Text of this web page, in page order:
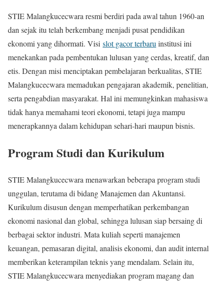
STIE Malangkucecwara resmi berdiri pada awal tahun 1960-an
dan sejak itu telah berkembang menjadi pusat pendidikan
ekonomi yang dihormati. Visi slot gacor terbaru institusi ini
menekankan pada pembentukan lulusan yang cerdas, kreatif, dan
etis. Dengan misi menciptakan pembelajaran berkualitas, STIE
Malangkucecwara memadukan pengajaran akademik, penelitian,
serta pengabdian masyarakat. Hal ini memungkinkan mahasiswa
tidak hanya memahami teori ekonomi, tetapi juga mampu
menerapkannya dalam kehidupan sehari-hari maupun bisnis.
Program Studi dan Kurikulum
STIE Malangkucecwara menawarkan beberapa program studi
unggulan, terutama di bidang Manajemen dan Akuntansi.
Kurikulum disusun dengan memperhatikan perkembangan
ekonomi nasional dan global, sehingga lulusan siap bersaing di
berbagai sektor industri. Mata kuliah seperti manajemen
keuangan, pemasaran digital, analisis ekonomi, dan audit internal
memberikan keterampilan teknis yang mendalam. Selain itu,
STIE Malangkucecwara menyediakan program magang dan